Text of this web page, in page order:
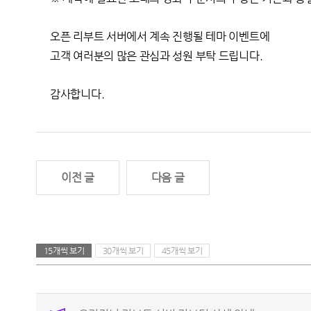
오픈 리부트 서버에서 계속 진행될 테마 이벤트에
고객 여러분의 많은 관심과 성원 부탁 드립니다.
감사합니다.
이전 글 다음 글
15개씩 보기 30개씩 보기 45개씩 보기